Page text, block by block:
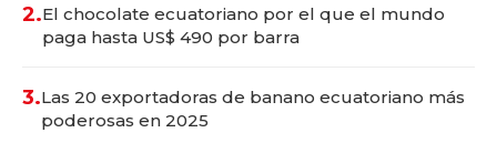
2.El chocolate ecuatoriano por el que el mundo
paga hasta US$ 490 por barra
3.Las 20 exportadoras de banano ecuatoriano más
poderosas en 2025